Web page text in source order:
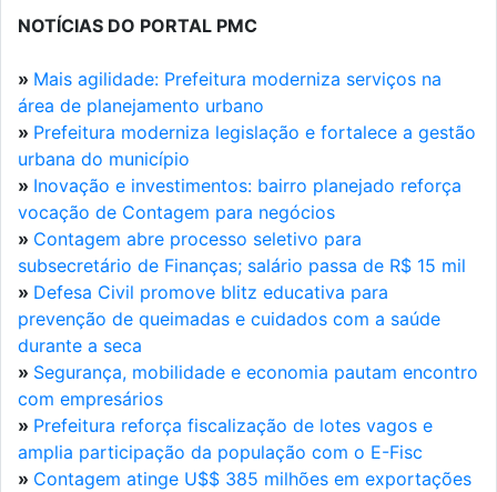
NOTÍCIAS DO PORTAL PMC
» Mais agilidade: Prefeitura moderniza serviços na
área de planejamento urbano
» Prefeitura moderniza legislação e fortalece a gestão
urbana do município
» Inovação e investimentos: bairro planejado reforça
vocação de Contagem para negócios
» Contagem abre processo seletivo para
subsecretário de Finanças; salário passa de R$ 15 mil
» Defesa Civil promove blitz educativa para
prevenção de queimadas e cuidados com a saúde
durante a seca
» Segurança, mobilidade e economia pautam encontro
com empresários
» Prefeitura reforça fiscalização de lotes vagos e
amplia participação da população com o E-Fisc
» Contagem atinge U$$ 385 milhões em exportações